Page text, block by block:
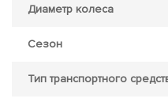
Диаметр колеса
Сезон
Тип транспортного